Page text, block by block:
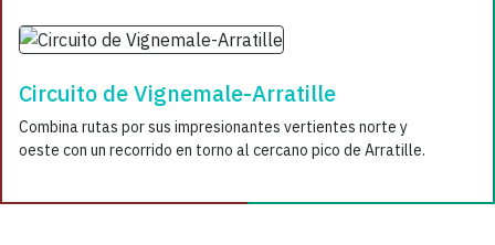
Circuito de Vignemale-Arratille
Combina rutas por sus impresionantes vertientes norte y
oeste con un recorrido en torno al cercano pico de Arratille.